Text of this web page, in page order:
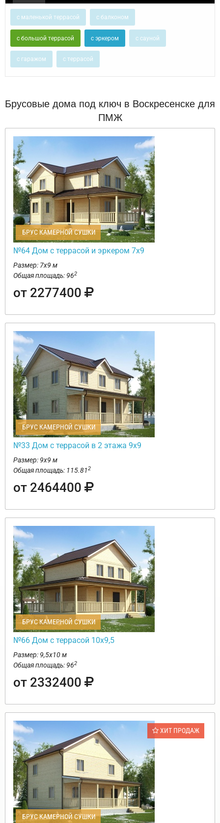
с маленькой террасой с балконом
с большой террасой с эркером с сауной
с гаражом с террасой
Брусовые дома под ключ в Воскресенске для
ПМЖ
БРУС КАМЕРНОЙ СУШКИ
№64 Дом с террасой и эркером 7х9
Размер: 7х9 м
Общая площадь: 962
от 2277400
БРУС КАМЕРНОЙ СУШКИ
№33 Дом с террасой в 2 этажа 9х9
Размер: 9х9 м
Общая площадь: 115.812
от 2464400
БРУС КАМЕРНОЙ СУШКИ
№66 Дом с террасой 10х9,5
Размер: 9,5х10 м
Общая площадь: 962
от 2332400
ХИТ ПРОДАЖ
БРУС КАМЕРНОЙ СУШКИ